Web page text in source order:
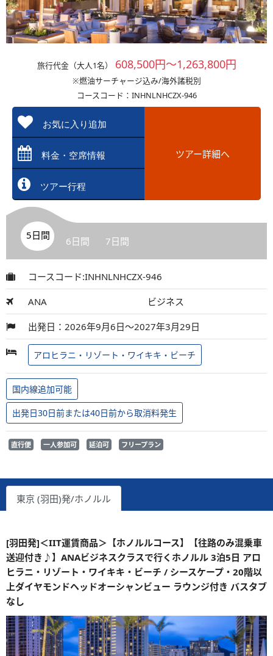
旅行代金（大人1名） 608,500円～1,263,800円
※燃油サーチャージ込み/海外諸税別
コースコード：INHNLNHCZX-946
お気に入り追加
料金・空席情報
ツアー行程
ツアー詳細へ
5日間 6日間 7日間
コースコード:INHNLNHCZX-946
ANA ビジネス
出発日：2026年9月6日～2027年3月29日
アロヒラニ・リゾート・ワイキキ・ビーチ
国内線追加可能
出発日30日前または40日前から取消料発生
直行便 一人参加可 延泊可 フリープラン
東京 (羽田)発/ホノルル
[羽田発]＜IIT運賃商品＞【ホノルルコース】【往路のみ混乗車
送迎付き♪】ANAビジネスクラスで行くホノルル 3泊5日 アロ
ヒラニ・リゾート・ワイキキ・ビーチ / シースケープ・20階以
上ダイヤモンドヘッドオーシャンビュー ラウンジ付き バスタブ
なし